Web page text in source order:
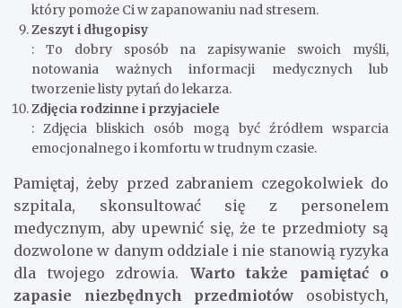
który pomoże Ci w zapanowaniu nad stresem.
Zeszyt i długopisy
: To dobry sposób na zapisywanie swoich myśli,
notowania ważnych informacji medycznych lub
tworzenie listy pytań do lekarza.
Zdjęcia rodzinne i przyjaciele
: Zdjęcia bliskich osób mogą być źródłem wsparcia
emocjonalnego i komfortu w trudnym czasie.
Pamiętaj, żeby przed zabraniem czegokolwiek do
szpitala, skonsultować się z personelem
medycznym, aby upewnić się, że te przedmioty są
dozwolone w danym oddziale i nie stanowią ryzyka
dla twojego zdrowia. Warto także pamiętać o
zapasie niezbędnych przedmiotów osobistych,